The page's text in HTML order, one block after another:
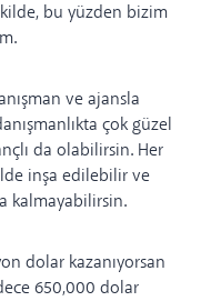
bu yüzden bizim
ve ajansla
çok güzel
da olabilirsin. Her
inşa edilebilir ve
kalmayabilirsin.
dolar kazanıyorsan
650,000 dolar